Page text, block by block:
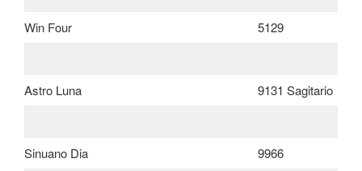
Win Four 5129
Astro Luna 9131 Sagitario
Sinuano Dia
9966